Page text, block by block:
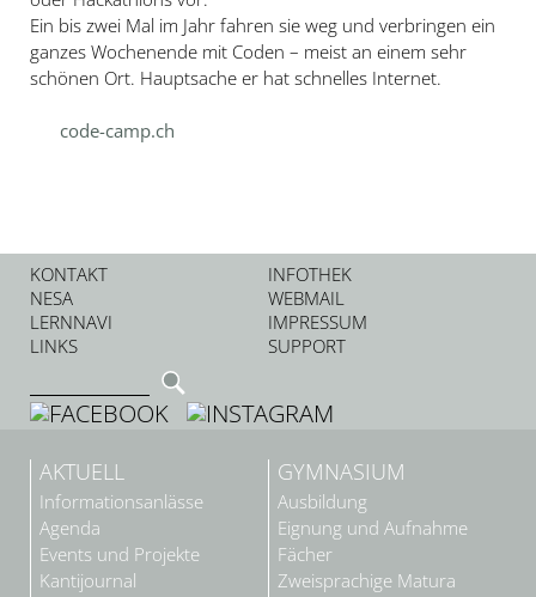
Ein bis zwei Mal im Jahr fahren sie weg und verbringen ein
ganzes Wochenende mit Coden – meist an einem sehr
schönen Ort. Hauptsache er hat schnelles Internet.
code-camp.ch
KONTAKT
INFOTHEK
NESA
WEBMAIL
LERNNAVI
IMPRESSUM
LINKS
SUPPORT
AKTUELL
Informationsanlässe
Agenda
Events und Projekte
Kantijournal
GYMNASIUM
Ausbildung
Eignung und Aufnahme
Fächer
Zweisprachige Matura